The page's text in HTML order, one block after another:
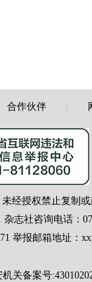
合作伙伴|
经授权禁止复制
杂志社咨询电话：
举报邮箱地址：
关备案号